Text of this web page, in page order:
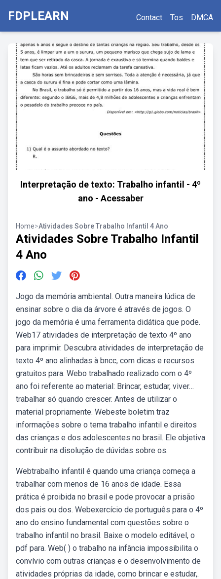
FDPLEARN Contact Tos DMCA
Interpretação de texto: Trabalho infantil - 4º
ano - Acessaber
Home>Atividades Sobre Trabalho Infantil 4 Ano
Atividades Sobre Trabalho Infantil
4 Ano
Jogo da memória ambiental. Outra maneira lúdica de
ensinar sobre o dia da árvore é através de jogos. O
jogo da memória é uma ferramenta didática que pode.
Web17 atividades de interpretação de texto 4º ano
para imprimir. Descubra atividades de interpretação de
texto 4º ano alinhadas à bncc, com dicas e recursos
gratuitos para. Webo trabalhado realizado com o 4º
ano foi referente ao material: Brincar, estudar, viver…
trabalhar só quando crescer. Antes de utilizar o
material propriamente. Webeste boletim traz
informações sobre o tema trabalho infantil e direitos
das crianças e dos adolescentes no brasil. Ele objetiva
contribuir na disolução de dúvidas sobre os.
Webtrabalho infantil é quando uma criança começa a
trabalhar com menos de 16 anos de idade. Essa
prática é proibida no brasil e pode provocar a prisão
dos pais ou dos. Webexercício de português para o 4º
ano do ensino fundamental com questões sobre o
trabalho infantil no brasil. Baixe o modelo editável, o
pdf para. Web( ) o trabalho na infância impossibilita o
convívio com outras crianças e o desenvolvimento de
atividades próprias da idade, como brincar e estudar,.